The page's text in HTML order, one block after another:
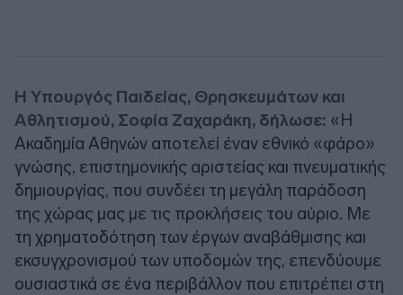
Η Υπουργός Παιδείας, Θρησκευμάτων και
Αθλητισμού, Σοφία Ζαχαράκη, δήλωσε: «Η
Ακαδημία Αθηνών αποτελεί έναν εθνικό «φάρο»
γνώσης, επιστημονικής αριστείας και πνευματικής
δημιουργίας, που συνδέει τη μεγάλη παράδοση
της χώρας μας με τις προκλήσεις του αύριο. Με
τη χρηματοδότηση των έργων αναβάθμισης και
εκσυγχρονισμού των υποδομών της, επενδύουμε
ουσιαστικά σε ένα περιβάλλον που επιτρέπει στη